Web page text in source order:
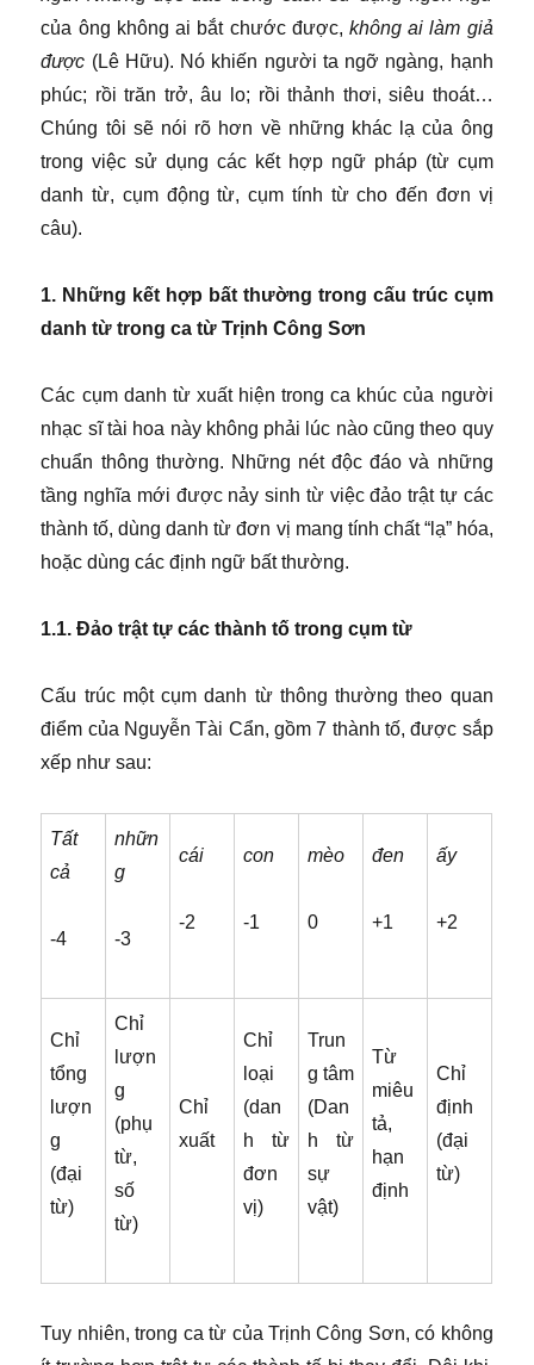
của ông không ai bắt chước được, không ai làm giả
được (Lê Hữu). Nó khiến người ta ngỡ ngàng, hạnh
phúc; rồi trăn trở, âu lo; rồi thảnh thơi, siêu thoát…
Chúng tôi sẽ nói rõ hơn về những khác lạ của ông
trong việc sử dụng các kết hợp ngữ pháp (từ cụm
danh từ, cụm động từ, cụm tính từ cho đến đơn vị
câu).
1. Những kết hợp bất thường trong cấu trúc cụm
danh từ trong ca từ Trịnh Công Sơn
Các cụm danh từ xuất hiện trong ca khúc của người
nhạc sĩ tài hoa này không phải lúc nào cũng theo quy
chuẩn thông thường. Những nét độc đáo và những
tầng nghĩa mới được nảy sinh từ việc đảo trật tự các
thành tố, dùng danh từ đơn vị mang tính chất “lạ” hóa,
hoặc dùng các định ngữ bất thường.
1.1. Đảo trật tự các thành tố trong cụm từ
Cấu trúc một cụm danh từ thông thường theo quan
điểm của Nguyễn Tài Cẩn, gồm 7 thành tố, được sắp
xếp như sau:
Tất
cả
-4
nhữn
g
-3
cái
-2
con
-1
mèo
0
đen
+1
ấy
+2
Chỉ
tổng
lượn
g
(đại
từ)
Chỉ
lượn
g
(phụ
từ,
số
từ)
Chỉ
xuất
Chỉ
loại
(dan
h từ
đơn
vị)
Trun
g tâm
(Dan
h từ
sự
vật)
Từ
miêu
tả,
hạn
định
Chỉ
định
(đại
từ)
Tuy nhiên, trong ca từ của Trịnh Công Sơn, có không